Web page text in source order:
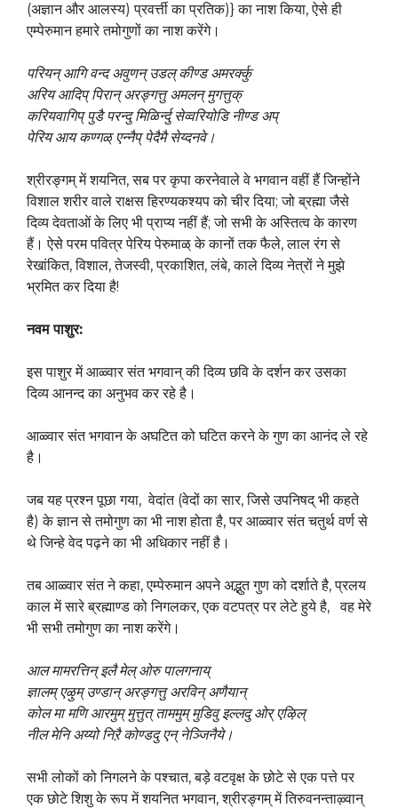
(अज्ञान और आलस्य) प्रवर्त्ती का प्रतिक)} का नाश किया, ऐसे ही
एम्पेरुमान हमारे तमोगुणों का नाश करेंगे।
परियन् आगि वन्द अवुणन् उडल् कीण्ड अमरर्क्कु
अरिय आदिप् पिरान् अरङ्गत्तु अमलन् मुगत्तुक्
करियवागिप् पुडै परन्दु मिळिर्न्दु सेव्वरियोडि नीण्ड अप्
पेरिय आय कण्गळ् एन्नैप् पेदैमै सेय्दनवे।
श्रीरङ्गम् में शयनित, सब पर कृपा करनेवाले वे भगवान वहीं हैं जिन्होंने
विशाल शरीर वाले राक्षस हिरण्यकश्यप को चीर दिया; जो ब्रह्मा जैसे
दिव्य देवताओं के लिए भी प्राप्य नहीं हैं; जो सभी के अस्तित्व के कारण
हैं। ऐसे परम पवित्र पेरिय पेरुमाळ् के कानों तक फैले, लाल रंग से
रेखांकित, विशाल, तेजस्वी, प्रकाशित, लंबे, काले दिव्य नेत्रों ने मुझे
भ्रमित कर दिया है!
नवम पाशुर:
इस पाशुर में आळ्वार संत भगवान् की दिव्य छवि के दर्शन कर उसका
दिव्य आनन्द का अनुभव कर रहे है।
आळ्वार संत भगवान के अघटित को घटित करने के गुण का आनंद ले रहे
है।
जब यह प्रश्न पूछा गया, वेदांत (वेदों का सार, जिसे उपनिषद् भी कहते
है) के ज्ञान से तमोगुण का भी नाश होता है, पर आळ्वार संत चतुर्थ वर्ण से
थे जिन्हे वेद पढ़ने का भी अधिकार नहीं है।
तब आळ्वार संत ने कहा, एम्पेरुमान अपने अद्भुत गुण को दर्शाते है, प्रलय
काल में सारे ब्रह्माण्ड को निगलकर, एक वटपत्र पर लेटे हुये है, वह मेरे
भी सभी तमोगुण का नाश करेंगे।
आल मामरत्तिन् इलै मेल् ओरु पालगनाय्
ज्ञालम् एऴुम् उण्डान् अरङ्गत्तु अरविन् अणैयान्
कोल मा मणि आरमुम् मुत्तुत् ताममुम् मुडिवु इल्लदु ओर् एऴिल्
नील मेनि अय्यो निऱै कोण्डदु एन् नेञ्जिनैये।
सभी लोकों को निगलने के पश्चात, बड़े वटवृक्ष के छोटे से एक पत्ते पर
एक छोटे शिशु के रूप में शयनित भगवान, श्रीरङ्गम् में तिरुवनन्ताऴ्वान्